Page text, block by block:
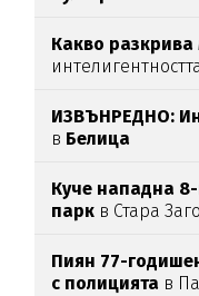
Какво разкрива
ИЗВЪНРЕДНО:
в Белица
Куче нападна
парк в Стара
Пиян 77-
с полицията в